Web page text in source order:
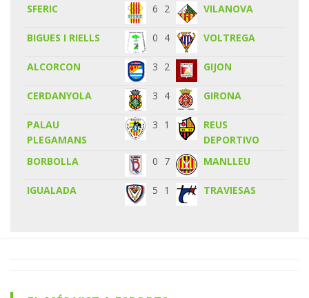
SFERIC 6 2 VILANOVA
BIGUES I RIELLS 0 4 VOLTREGA
ALCORCON 3 2 GIJON
CERDANYOLA 3 4 GIRONA
PALAU
PLEGAMANS
3 1
REUS
DEPORTIVO
BORBOLLA
0 7 MANLLEU
IGUALADA 5 1 TRAVIESAS